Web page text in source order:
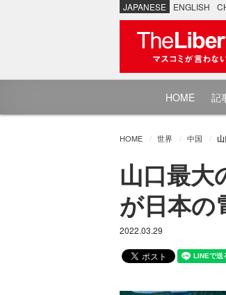
JAPANESE ENGLISH
HOME 記
HOME 世界 中国
山口最大
が日本の
2022.03.29